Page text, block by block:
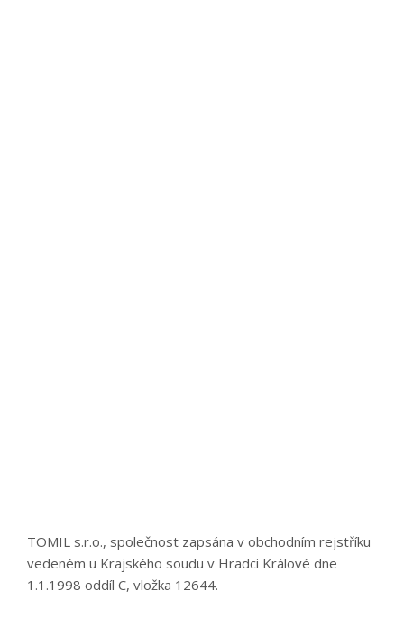
TOMIL s.r.o., společnost zapsána v obchodním rejstříku
vedeném u Krajského soudu v Hradci Králové dne
1.1.1998 oddíl C, vložka 12644.